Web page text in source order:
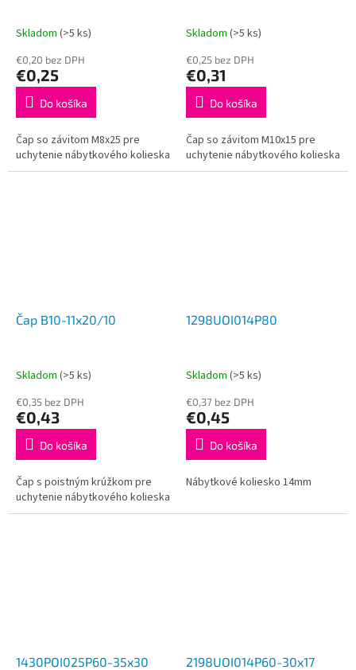
Skladom (>5 ks)
€0,20 bez DPH
€0,25
Do košíka
Čap so závitom M8x25 pre
uchytenie nábytkového kolieska
Skladom (>5 ks)
€0,25 bez DPH
€0,31
Do košíka
Čap so závitom M10x15 pre
uchytenie nábytkového kolieska
Čap B10-11x20/10
Skladom (>5 ks)
€0,35 bez DPH
€0,43
Do košíka
Čap s poistným krúžkom pre
uchytenie nábytkového kolieska
1298UOI014P80
Skladom (>5 ks)
€0,37 bez DPH
€0,45
Do košíka
Nábytkové koliesko 14mm
1430POI025P60-35x30 2198UOI014P60-30x17